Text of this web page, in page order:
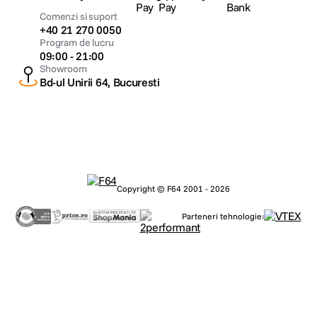
Comenzi si suport
+40 21 270 0050
Program de lucru
09:00 - 21:00
Showroom
Bd-ul Unirii 64, Bucuresti
Copyright © F64 2001 - 2026
Parteneri tehnologie: